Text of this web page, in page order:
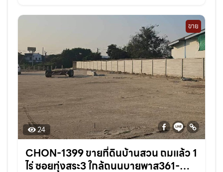
ขาย
24
CHON-1399 ขายที่ดินบ้านสวน ถมแล้ว 1
ไร่ ซอยทุ่งสระ3 ใกล้ถนนบายพาส361-